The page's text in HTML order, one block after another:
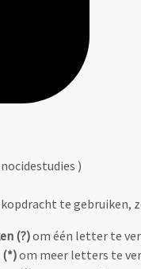
)
te gebruiken,
(?)om één letter te
(*)om meer letters te